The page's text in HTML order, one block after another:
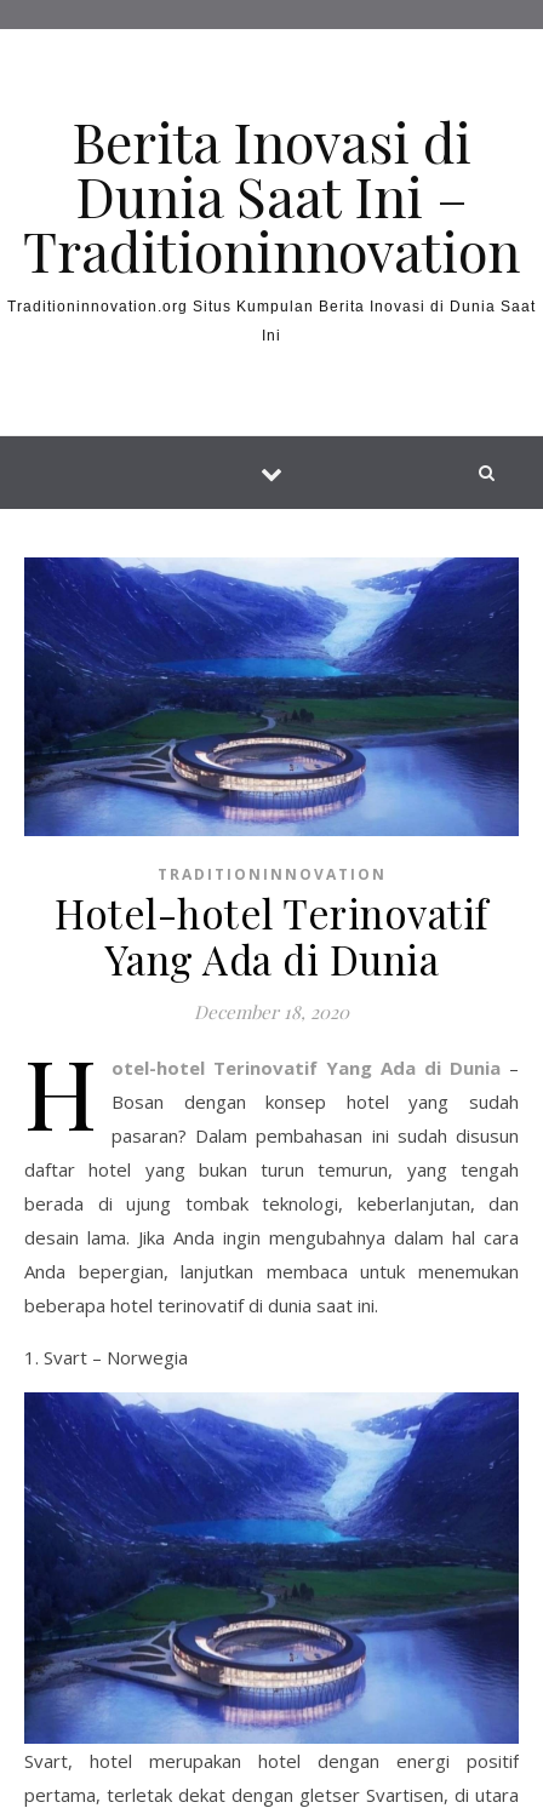
Berita Inovasi di
Dunia Saat Ini –
Traditioninnovation
Traditioninnovation.org Situs Kumpulan Berita Inovasi di Dunia Saat
Ini
TRADITIONINNOVATION
Hotel-hotel Terinovatif
Yang Ada di Dunia
December 18, 2020
H otel-hotel Terinovatif Yang Ada di Dunia –
Bosan dengan konsep hotel yang sudah
pasaran? Dalam pembahasan ini sudah disusun
daftar hotel yang bukan turun temurun, yang tengah
berada di ujung tombak teknologi, keberlanjutan, dan
desain lama. Jika Anda ingin mengubahnya dalam hal cara
Anda bepergian, lanjutkan membaca untuk menemukan
beberapa hotel terinovatif di dunia saat ini.
1. Svart – Norwegia
Svart, hotel merupakan hotel dengan energi positif
pertama, terletak dekat dengan gletser Svartisen, di utara